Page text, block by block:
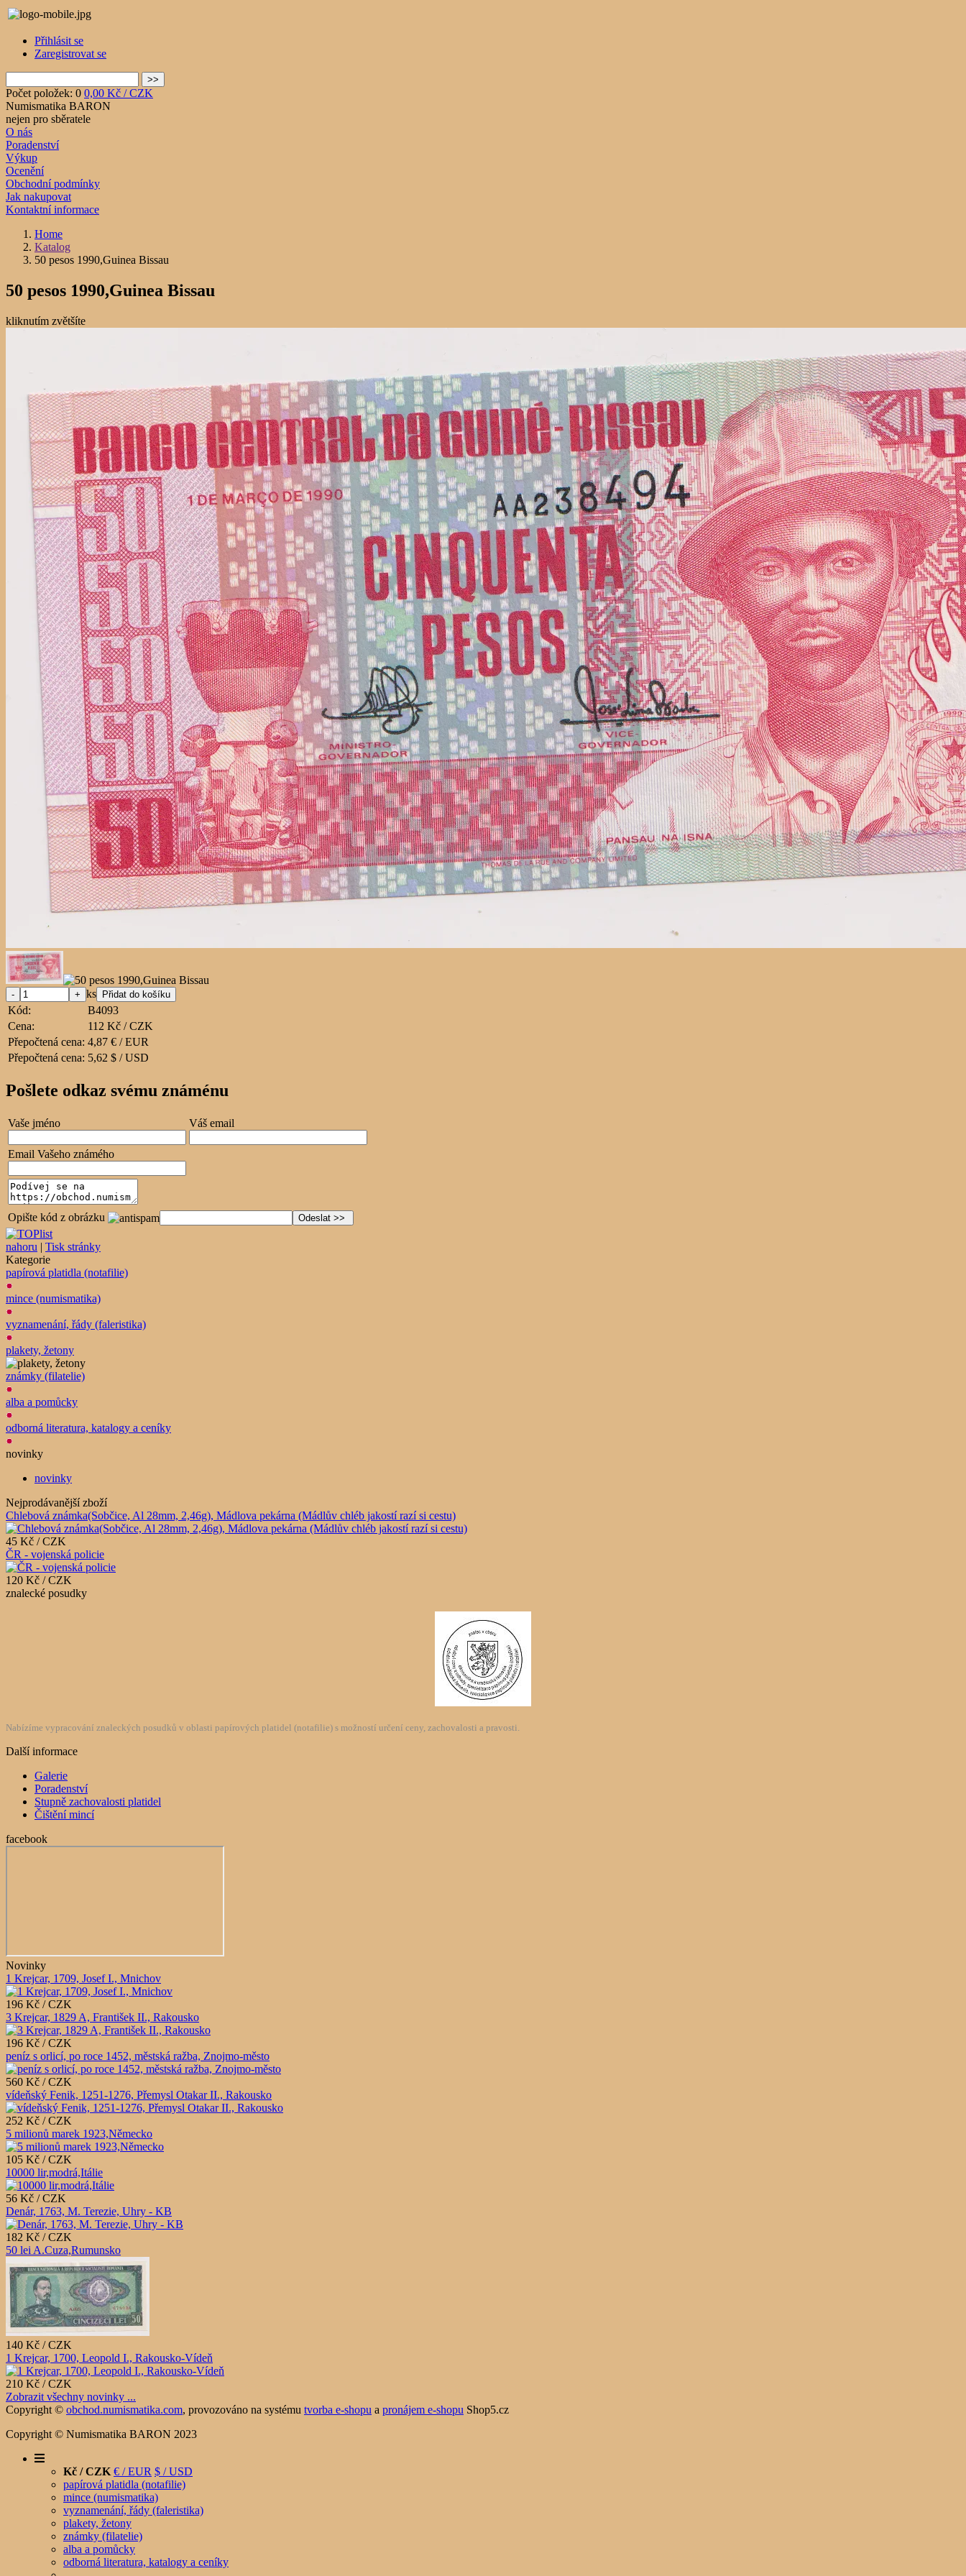
Přihlásit se
Zaregistrovat se
Počet položek: 0 0,00 Kč / CZK
Numismatika BARON
nejen pro sběratele
O nás
Poradenství
Výkup
Ocenění
Obchodní podmínky
Jak nakupovat
Kontaktní informace
Home
Katalog
50 pesos 1990,Guinea Bissau
50 pesos 1990,Guinea Bissau
kliknutím zvětšíte
ks
Kód:
B4093
Cena:
112 Kč / CZK
Přepočtená cena: 4,87 € / EUR
Přepočtená cena: 5,62 $ / USD
Pošlete odkaz svému známénu
Vaše jméno Váš email
Email Vašeho známého
Opište kód z obrázku
nahoru | Tisk stránky
Kategorie
papírová platidla (notafilie)
mince (numismatika)
vyznamenání, řády (faleristika)
plakety, žetony
známky (filatelie)
alba a pomůcky
odborná literatura, katalogy a ceníky
novinky
novinky
Nejprodávanější zboží
Chlebová známka(Sobčice, Al 28mm, 2,46g), Mádlova pekárna (Mádlův chléb jakostí razí si cestu)
45 Kč / CZK
ČR - vojenská policie
120 Kč / CZK
znalecké posudky
Nabízíme vypracování znaleckých posudků v oblasti papírových platidel (notafilie) s možností určení ceny, zachovalosti a pravosti.
Další informace
Galerie
Poradenství
Stupně zachovalosti platidel
Čištění mincí
facebook
Novinky
1 Krejcar, 1709, Josef I., Mnichov
196 Kč / CZK
3 Krejcar, 1829 A, František II., Rakousko
196 Kč / CZK
peníz s orlicí, po roce 1452, městská ražba, Znojmo-město
560 Kč / CZK
vídeňský Fenik, 1251-1276, Přemysl Otakar II., Rakousko
252 Kč / CZK
5 milionů marek 1923,Německo
105 Kč / CZK
10000 lir,modrá,Itálie
56 Kč / CZK
Denár, 1763, M. Terezie, Uhry - KB
182 Kč / CZK
50 lei A.Cuza,Rumunsko
140 Kč / CZK
1 Krejcar, 1700, Leopold I., Rakousko-Vídeň
210 Kč / CZK
Zobrazit všechny novinky ...
Copyright © obchod.numismatika.com, provozováno na systému tvorba e-shopu a pronájem e-shopu Shop5.cz
Copyright © Numismatika BARON 2023
Kč / CZK € / EUR $ / USD
papírová platidla (notafilie)
mince (numismatika)
vyznamenání, řády (faleristika)
plakety, žetony
známky (filatelie)
alba a pomůcky
odborná literatura, katalogy a ceníky